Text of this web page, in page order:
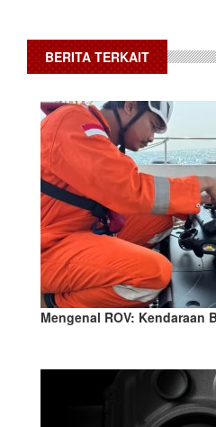
BERITA TERKAIT
Mengenal ROV: Kendaraan